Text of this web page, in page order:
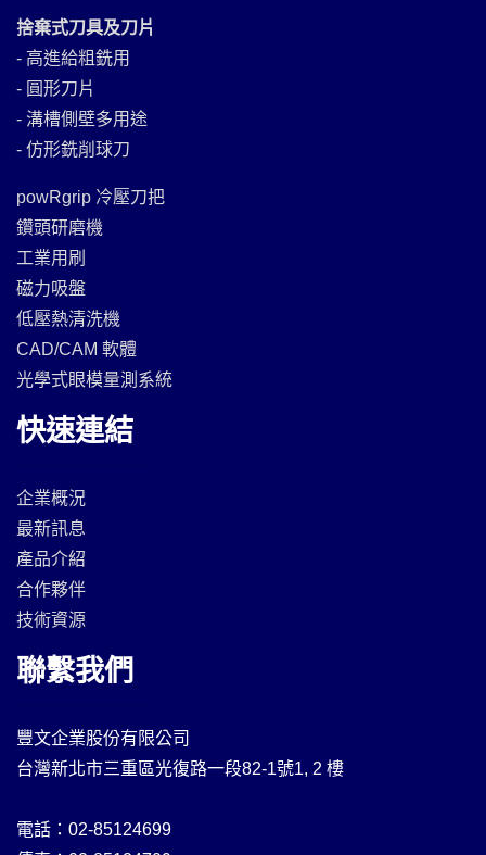
捨棄式刀具及刀片
- 高進給粗銑用
- 圓形刀片
- 溝槽側壁多用途
- 仿形銑削球刀
powRgrip 冷壓刀把
鑽頭研磨機
工業用刷
磁力吸盤
低壓熱清洗機
CAD/CAM 軟體
光學式眼模量測系統
快速連結
企業概況
最新訊息
產品介紹
合作夥伴
技術資源
聯繫我們
豐文企業股份有限公司
台灣新北市三重區光復路一段82-1號1, 2 樓
電話：02-85124699